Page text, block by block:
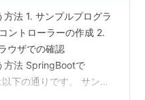
法 1. サンプルプログラ
ントローラーの作成 2.
ウザでの確認
方法 SpringBootで
下の通りです。 サンプ